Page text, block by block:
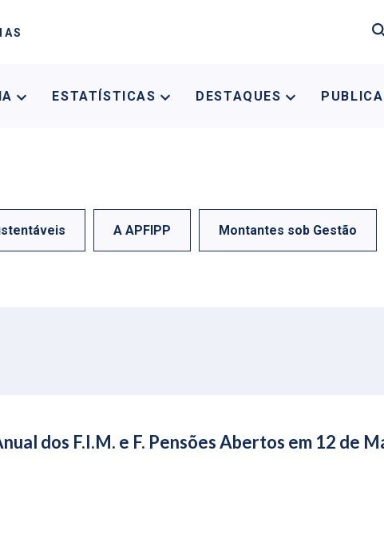
ESTATÍSTICAS DESTAQUES
A APFIPP Montantes sob Gestão
dos F.I.M. e F. Pensões Abertos em 12 de